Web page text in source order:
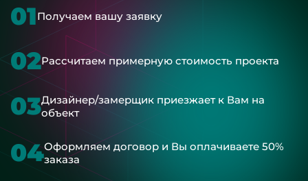
01Получаем вашу заявку
02Рассчитаем примерную стоимость проекта
03Дизайнер/замерщик приезжает к Вам на
объект
04Оформляем договор и Вы оплачиваете 50%
заказа